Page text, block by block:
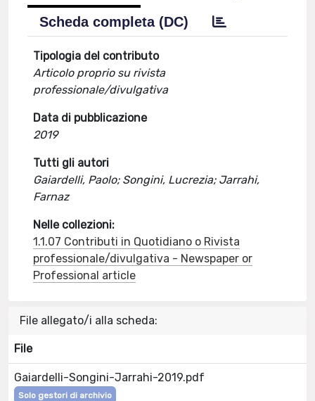
Scheda completa (DC)
Tipologia del contributo
Articolo proprio su rivista
professionale/divulgativa
Data di pubblicazione
2019
Tutti gli autori
Gaiardelli, Paolo; Songini, Lucrezia; Jarrahi,
Farnaz
Nelle collezioni:
1.1.07 Contributi in Quotidiano o Rivista
professionale/divulgativa - Newspaper or
Professional article
File allegato/i alla scheda:
File
Gaiardelli-Songini-Jarrahi-2019.pdf
Solo gestori di archivio